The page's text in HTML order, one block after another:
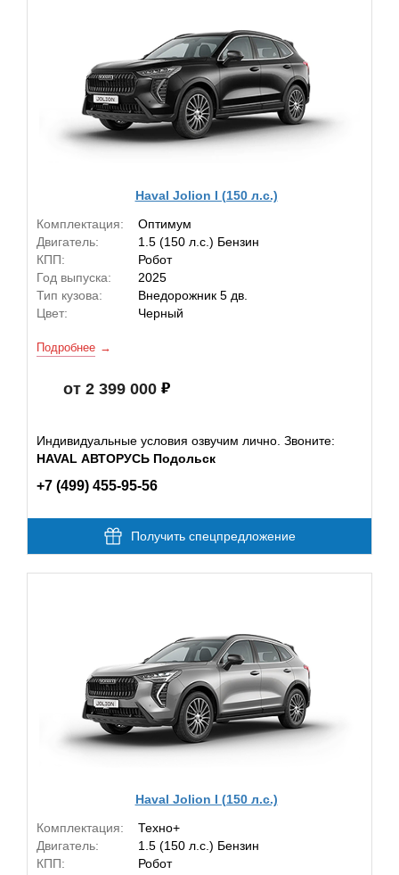
Haval Jolion I (150 л.с.)
Комплектация:
Оптимум
Двигатель:
1.5 (150 л.с.) Бензин
КПП:
Робот
Год выпуска:
2025
Тип кузова:
Внедорожник 5 дв.
Цвет:
Черный
Подробнее
от 2 399 000
Индивидуальные условия озвучим лично. Звоните:
HAVAL АВТОРУСЬ Подольск
+7 (499) 455-95-56
Получить спецпредложение
Haval Jolion I (150 л.с.)
Комплектация:
Техно+
Двигатель:
1.5 (150 л.с.) Бензин
КПП:
Робот